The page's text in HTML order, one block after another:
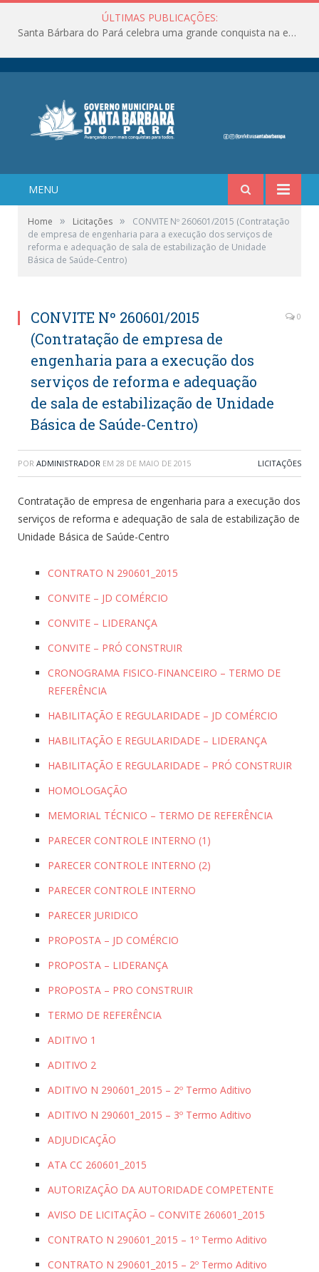
ÚLTIMAS PUBLICAÇÕES:
Santa Bárbara do Pará celebra uma grande conquista na educação!
MENU
Home » Licitações »
CONVITE Nº 260601/2015 (Contratação
de empresa de engenharia para a execução dos serviços de
reforma e adequação de sala de estabilização de Unidade
Básica de Saúde-Centro)
CONVITE Nº 260601/2015
(Contratação de empresa de
engenharia para a execução dos
serviços de reforma e adequação
de sala de estabilização de Unidade
Básica de Saúde-Centro)
0
POR ADMINISTRADOR EM 28 DE MAIO DE 2015 LICITAÇÕES
Contratação de empresa de engenharia para a execução dos
serviços de reforma e adequação de sala de estabilização de
Unidade Básica de Saúde-Centro
CONTRATO N 290601_2015
CONVITE – JD COMÉRCIO
CONVITE – LIDERANÇA
CONVITE – PRÓ CONSTRUIR
CRONOGRAMA FISICO-FINANCEIRO – TERMO DE
REFERÊNCIA
HABILITAÇÃO E REGULARIDADE – JD COMÉRCIO
HABILITAÇÃO E REGULARIDADE – LIDERANÇA
HABILITAÇÃO E REGULARIDADE – PRÓ CONSTRUIR
HOMOLOGAÇÃO
MEMORIAL TÉCNICO – TERMO DE REFERÊNCIA
PARECER CONTROLE INTERNO (1)
PARECER CONTROLE INTERNO (2)
PARECER CONTROLE INTERNO
PARECER JURIDICO
PROPOSTA – JD COMÉRCIO
PROPOSTA – LIDERANÇA
PROPOSTA – PRO CONSTRUIR
TERMO DE REFERÊNCIA
ADITIVO 1
ADITIVO 2
ADITIVO N 290601_2015 – 2º Termo Aditivo
ADITIVO N 290601_2015 – 3º Termo Aditivo
ADJUDICAÇÃO
ATA CC 260601_2015
AUTORIZAÇÃO DA AUTORIDADE COMPETENTE
AVISO DE LICITAÇÃO – CONVITE 260601_2015
CONTRATO N 290601_2015 – 1º Termo Aditivo
CONTRATO N 290601_2015 – 2º Termo Aditivo